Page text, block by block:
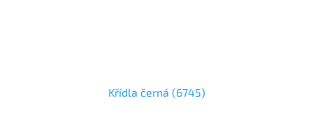
Křídla černá (6745)